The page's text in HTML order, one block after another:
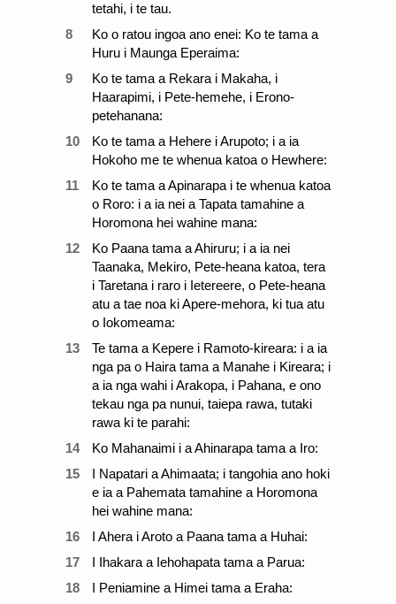
tetahi, i te tau.
8
Ko o ratou ingoa ano enei: Ko te tama a
Huru i Maunga Eperaima:
9
Ko te tama a Rekara i Makaha, i
Haarapimi, i Pete-hemehe, i Erono-
petehanana:
10
Ko te tama a Hehere i Arupoto; i a ia
Hokoho me te whenua katoa o Hewhere:
11
Ko te tama a Apinarapa i te whenua katoa
o Roro: i a ia nei a Tapata tamahine a
Horomona hei wahine mana:
12
Ko Paana tama a Ahiruru; i a ia nei
Taanaka, Mekiro, Pete-heana katoa, tera
i Taretana i raro i Ietereere, o Pete-heana
atu a tae noa ki Apere-mehora, ki tua atu
o Iokomeama:
13
Te tama a Kepere i Ramoto-kireara: i a ia
nga pa o Haira tama a Manahe i Kireara; i
a ia nga wahi i Arakopa, i Pahana, e ono
tekau nga pa nunui, taiepa rawa, tutaki
rawa ki te parahi:
14
Ko Mahanaimi i a Ahinarapa tama a Iro:
15
I Napatari a Ahimaata; i tangohia ano hoki
e ia a Pahemata tamahine a Horomona
hei wahine mana:
16
I Ahera i Aroto a Paana tama a Huhai:
17
I Ihakara a Iehohapata tama a Parua:
18
I Peniamine a Himei tama a Eraha: